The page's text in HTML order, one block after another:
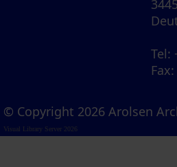
Tel:
Fax
© Copyright 2026 Arolsen
Visual Library Server 2026